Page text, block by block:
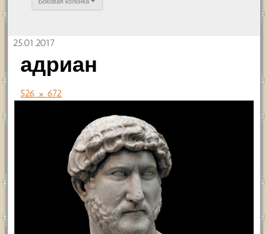
Боковая колонка
25.01.2017
адриан
526 × 672